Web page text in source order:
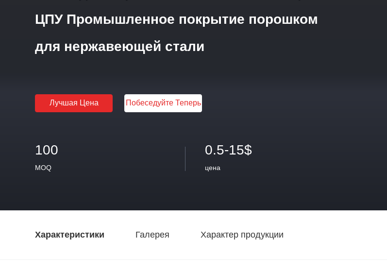
ЦПУ Промышленное покрытие порошком
для нержавеющей стали
Лучшая Цена Побеседуйте Теперь
100
MOQ
0.5-15$
цена
Характеристики Галерея Характер продукции